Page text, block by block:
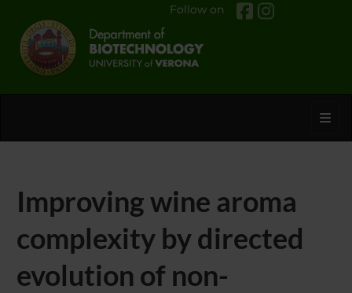
Follow on
Improving wine aroma
complexity by directed
evolution of non-